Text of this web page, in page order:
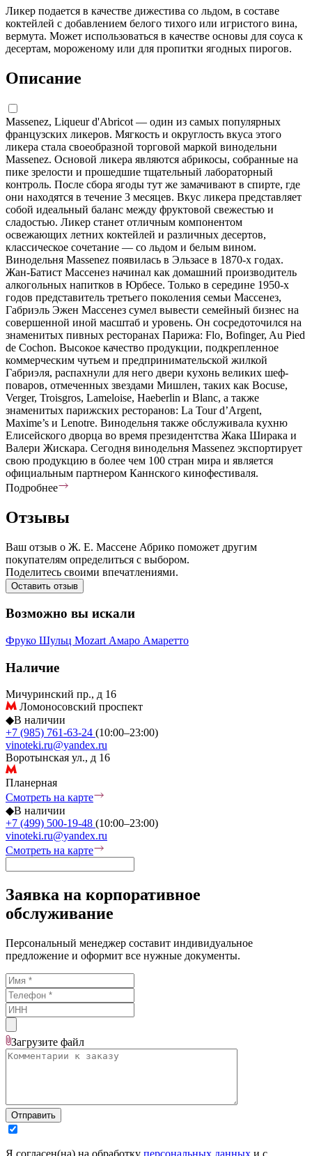
Ликер подается в качестве дижестива со льдом, в составе
коктейлей с добавлением белого тихого или игристого вина,
вермута. Может использоваться в качестве основы для соуса к
десертам, мороженому или для пропитки ягодных пирогов.
Описание
Massenez, Liqueur d'Abricot — один из самых популярных
французских ликеров. Мягкость и округлость вкуса этого
ликера стала своеобразной торговой маркой винодельни
Massenez. Основой ликера являются абрикосы, собранные на
пике зрелости и прошедшие тщательный лабораторный
контроль. После сбора ягоды тут же замачивают в спирте, где
они находятся в течение 3 месяцев. Вкус ликера представляет
собой идеальный баланс между фруктовой свежестью и
сладостью. Ликер станет отличным компонентом
освежающих летних коктейлей и различных десертов,
классическое сочетание — со льдом и белым вином.
Винодельня Massenez появилась в Эльзасе в 1870-х годах.
Жан-Батист Массенез начинал как домашний производитель
алкогольных напитков в Юрбесе. Только в середине 1950-х
годов представитель третьего поколения семьи Массенез,
Габриэль Эжен Массенез сумел вывести семейный бизнес на
совершенной иной масштаб и уровень. Он сосредоточился на
знаменитых пивных ресторанах Парижа: Flo, Bofinger, Au Pied
de Cochon. Высокое качество продукции, подкрепленное
коммерческим чутьем и предпринимательской жилкой
Габриэля, распахнули для него двери кухонь великих шеф-
поваров, отмеченных звездами Мишлен, таких как Bocuse,
Verger, Troisgros, Lameloise, Haeberlin и Blanc, а также
знаменитых парижских ресторанов: La Tour d’Argent,
Maxime’s и Lenotre. Винодельня также обслуживала кухню
Елисейского дворца во время президентства Жака Ширака и
Валери Жискара. Сегодня винодельня Massenez экспортирует
свою продукцию в более чем 100 стран мира и является
официальным партнером Каннского кинофестиваля.
Подробнее
Отзывы
Ваш отзыв о Ж. Е. Массене Абрико поможет другим
покупателям определиться с выбором.
Поделитесь своими впечатлениями.
Оставить отзыв
Возможно вы искали
Фруко Шульц Mozart Амаро Амаретто
Наличие
Мичуринский пр., д 16
Ломоносовский проспект
◆В наличии
+7 (985) 761-63-24 (10:00–23:00)
vinoteki.ru@yandex.ru
Воротынская ул., д 16
Планерная
Смотреть на карте
◆В наличии
+7 (499) 500-19-48 (10:00–23:00)
vinoteki.ru@yandex.ru
Смотреть на карте
Заявка на корпоративное
обслуживание
Персональный менеджер составит индивидуальное
предложение и оформит все нужные документы.
Загрузите файл
Отправить